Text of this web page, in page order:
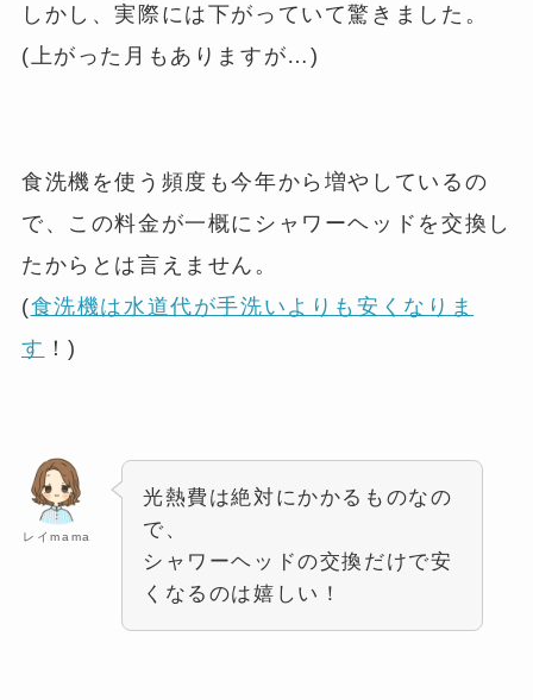
しかし、実際には下がっていて驚きました。
(上がった月もありますが…)
食洗機を使う頻度も今年から増やしているの
で、この料金が一概にシャワーヘッドを交換し
たからとは言えません。
(食洗機は水道代が手洗いよりも安くなりま
す ！)
レイmama
光熱費は絶対にかかるものなの
で、
シャワーヘッドの交換だけで安
くなるのは嬉しい！